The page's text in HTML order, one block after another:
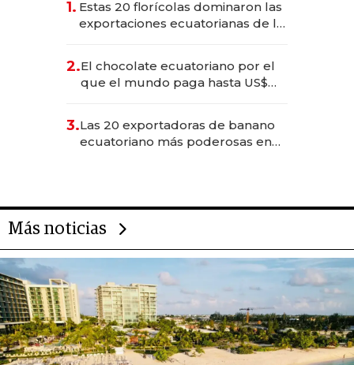
1. Estas 20 florícolas dominaron las
exportaciones ecuatorianas de la
2.El chocolate ecuatoriano por el
que el mundo paga hasta US$
3.Las 20 exportadoras de banano
ecuatoriano más poderosas en
Más noticias